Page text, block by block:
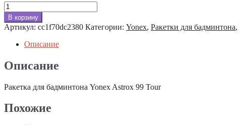
Количество
товара
Ракетка
для
бадминтона
Astrox
99
В корзину
Артикул: cc1f70dc2380 Категории: Yonex, Ракетки для бадминтона,
Описание
Описание
Ракетка для бадминтона Yonex Astrox 99 Tour
Похожие